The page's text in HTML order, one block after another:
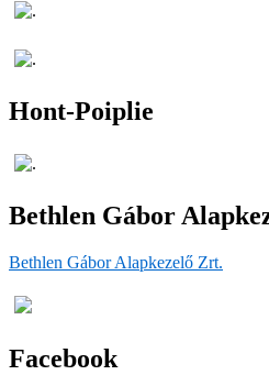
Hont-Poiplie
Bethlen Gábor
Bethlen Gábor Alapkezelő Zrt.
Facebook